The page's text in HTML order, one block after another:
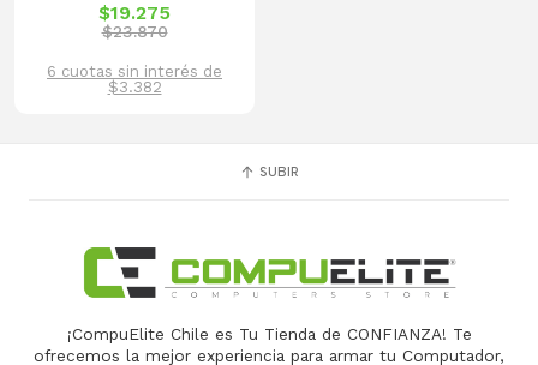
$19.275
$23.870
6 cuotas sin interés de
$3.382
SUBIR
¡CompuElite Chile es Tu Tienda de CONFIANZA! Te
ofrecemos la mejor experiencia para armar tu Computador,